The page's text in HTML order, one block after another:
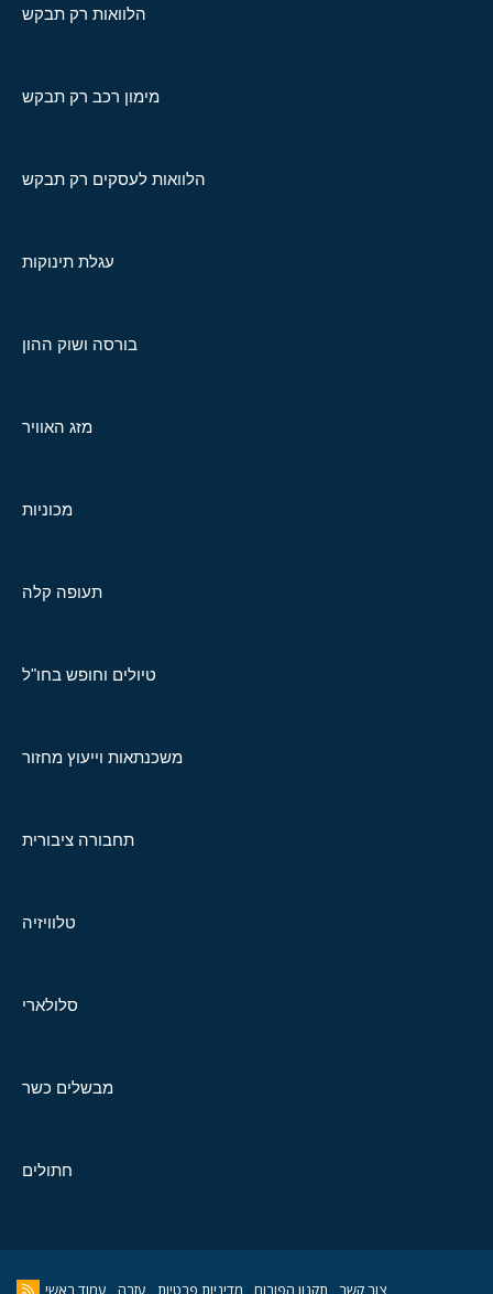
הלוואות רק תבקש
מימון רכב רק תבקש
הלוואות לעסקים רק תבקש
עגלת תינוקות
בורסה ושוק ההון
מזג האוויר
מכוניות
תעופה קלה
טיולים וחופש בחו"ל
משכנתאות וייעוץ מחזור
תחבורה ציבורית
טלוויזיה
סלולארי
מבשלים כשר
חתולים
צור קשר תקנון הפורום מדיניות פרטיות עזרה עמוד ראשי